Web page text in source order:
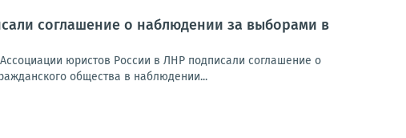
соглашение о наблюдении за выборами в
юристов России в ЛНР подписали соглашение о
общества в наблюдении...